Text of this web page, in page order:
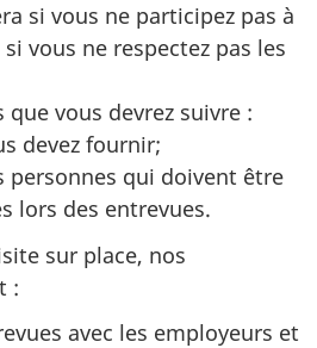
si vous ne participez pas à
vous ne respectez pas les
vous devrez suivre :
devez fournir;
personnes qui doivent être
lors des entrevues.
sur place, nos
:
avec les employeurs et